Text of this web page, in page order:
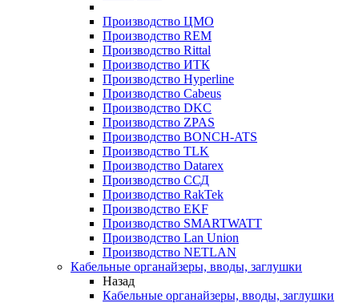
Производство ЦМО
Производство REM
Производство Rittal
Производство ИТК
Производство Hyperline
Производство Cabeus
Производство DKC
Производство ZPAS
Производство BONCH-ATS
Производство TLK
Производство Datarex
Производство ССД
Производство RakTek
Производство EKF
Производство SMARTWATT
Производство Lan Union
Производство NETLAN
Кабельные органайзеры, вводы, заглушки
Назад
Кабельные органайзеры, вводы, заглушки